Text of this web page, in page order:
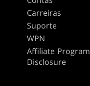
Carreiras
Suporte
WPN
Affiliate Program
Disclosure